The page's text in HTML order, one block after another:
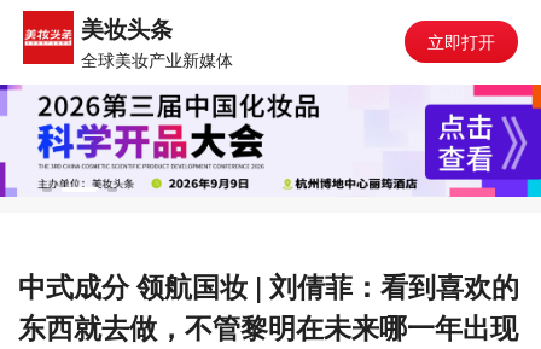
美妆头条
全球美妆产业新媒体
立即打开
中式成分 领航国妆 | 刘倩菲：看到喜欢的
东西就去做，不管黎明在未来哪一年出现